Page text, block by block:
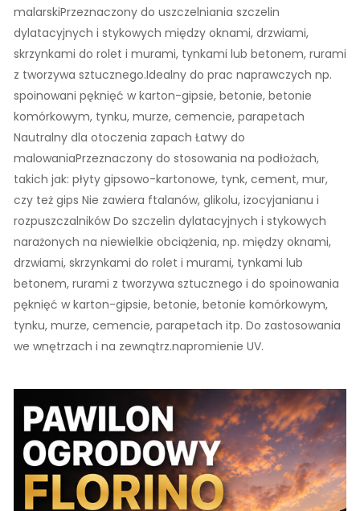
malarskiPrzeznaczony do uszczelniania szczelin
dylatacyjnych i stykowych między oknami, drzwiami,
skrzynkami do rolet i murami, tynkami lub betonem, rurami
z tworzywa sztucznego.Idealny do prac naprawczych np.
spoinowani pęknięć w karton-gipsie, betonie, betonie
komórkowym, tynku, murze, cemencie, parapetach
Nautralny dla otoczenia zapach Łatwy do
malowaniaPrzeznaczony do stosowania na podłożach,
takich jak: płyty gipsowo-kartonowe, tynk, cement, mur,
czy też gips Nie zawiera ftalanów, glikolu, izocyjanianu i
rozpuszczalników Do szczelin dylatacyjnych i stykowych
narażonych na niewielkie obciążenia, np. między oknami,
drzwiami, skrzynkami do rolet i murami, tynkami lub
betonem, rurami z tworzywa sztucznego i do spoinowania
pęknięć w karton-gipsie, betonie, betonie komórkowym,
tynku, murze, cemencie, parapetach itp. Do zastosowania
we wnętrzach i na zewnątrz.napromienie UV.